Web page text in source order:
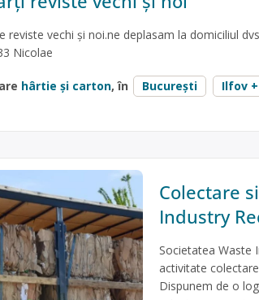
reviste vechi și noi.ne deplasam la domiciliul
Nicolae
hârtie și carton, în București Ilfov
Colectare
Industry
Societatea Waste
activitate
Dispunem de o